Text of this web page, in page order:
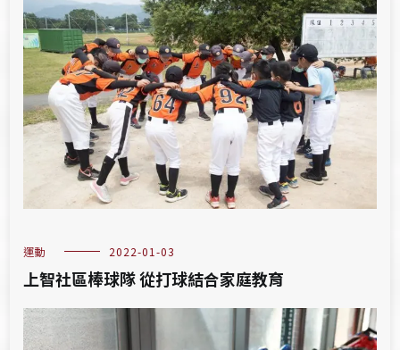
運動 2022-01-03
上智社區棒球隊 從打球結合家庭教育